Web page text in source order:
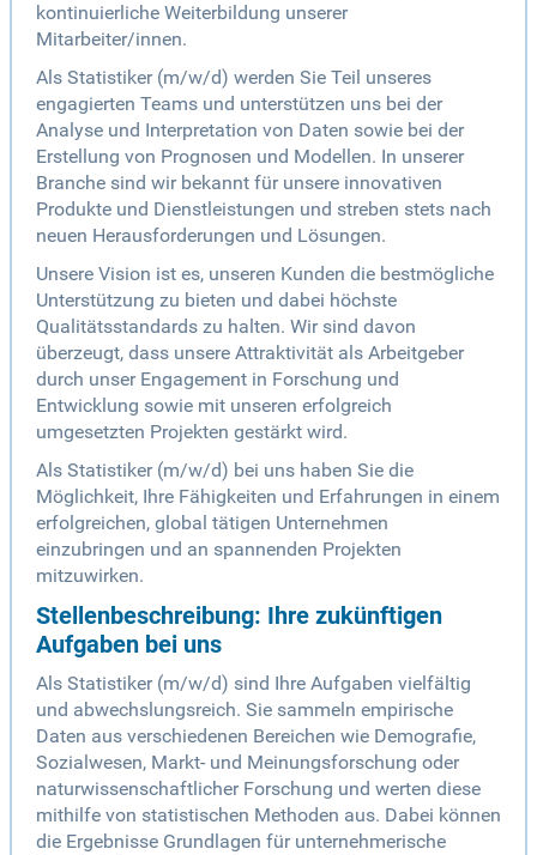
kontinuierliche Weiterbildung unserer
Mitarbeiter/innen.
Als Statistiker (m/w/d) werden Sie Teil unseres
engagierten Teams und unterstützen uns bei der
Analyse und Interpretation von Daten sowie bei der
Erstellung von Prognosen und Modellen. In unserer
Branche sind wir bekannt für unsere innovativen
Produkte und Dienstleistungen und streben stets nach
neuen Herausforderungen und Lösungen.
Unsere Vision ist es, unseren Kunden die bestmögliche
Unterstützung zu bieten und dabei höchste
Qualitätsstandards zu halten. Wir sind davon
überzeugt, dass unsere Attraktivität als Arbeitgeber
durch unser Engagement in Forschung und
Entwicklung sowie mit unseren erfolgreich
umgesetzten Projekten gestärkt wird.
Als Statistiker (m/w/d) bei uns haben Sie die
Möglichkeit, Ihre Fähigkeiten und Erfahrungen in einem
erfolgreichen, global tätigen Unternehmen
einzubringen und an spannenden Projekten
mitzuwirken.
Stellenbeschreibung: Ihre zukünftigen
Aufgaben bei uns
Als Statistiker (m/w/d) sind Ihre Aufgaben vielfältig
und abwechslungsreich. Sie sammeln empirische
Daten aus verschiedenen Bereichen wie Demografie,
Sozialwesen, Markt- und Meinungsforschung oder
naturwissenschaftlicher Forschung und werten diese
mithilfe von statistischen Methoden aus. Dabei können
die Ergebnisse Grundlagen für unternehmerische